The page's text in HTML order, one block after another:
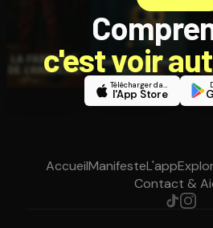
c'est voir
Télécharger dans
l'App Store
AccueilManifesteL'app
Contact &